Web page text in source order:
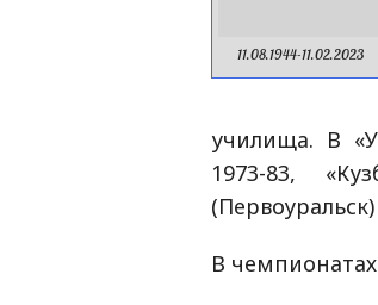
11.08.1944-11.02.2023
училища. В
1973-83,
В